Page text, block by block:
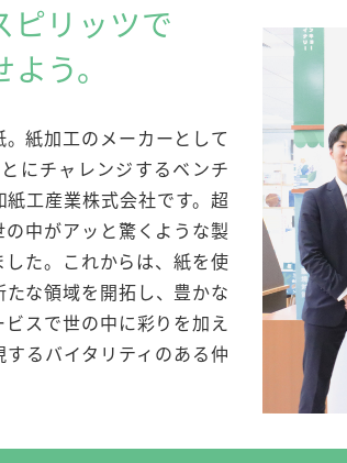
ピリッツで
う。
紙加工のメーカーとして
にチャレンジするベンチ
工産業株式会社です。超
中がアッと驚くような製
た。これからは、紙を使
な領域を開拓し、豊かな
スで世の中に彩りを加え
るバイタリティのある仲